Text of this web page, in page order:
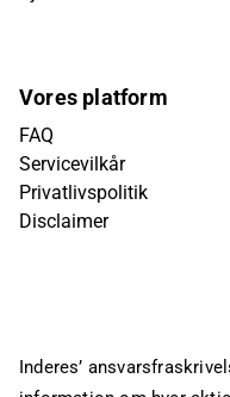
Vores platform
FAQ
Servicevilkår
Privatlivspolitik
Disclaimer
Inderes’